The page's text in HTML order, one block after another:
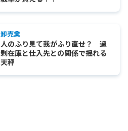
卸売業
人のふり見て我がふり直せ？ 過
剰在庫と仕入先との関係で揺れる
天秤